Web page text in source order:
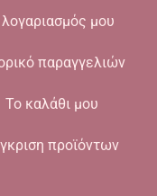
μου
παραγγελιών
Το καλάθι μου
προϊόντων